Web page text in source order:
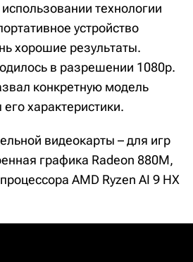
технологии
устройство
хорошие результаты.
в разрешении 1080p.
конкретную модель
характеристики.
видеокарты – для игр
графика Radeon 880M,
AMD Ryzen AI 9 HX